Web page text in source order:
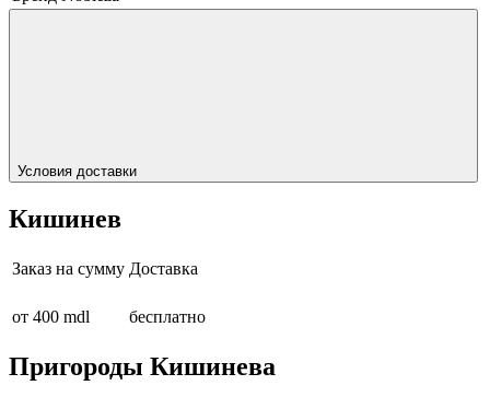
Условия доставки
Кишинев
Заказ на сумму Доставка
от 400 mdl бесплатно
Пригороды Кишинева